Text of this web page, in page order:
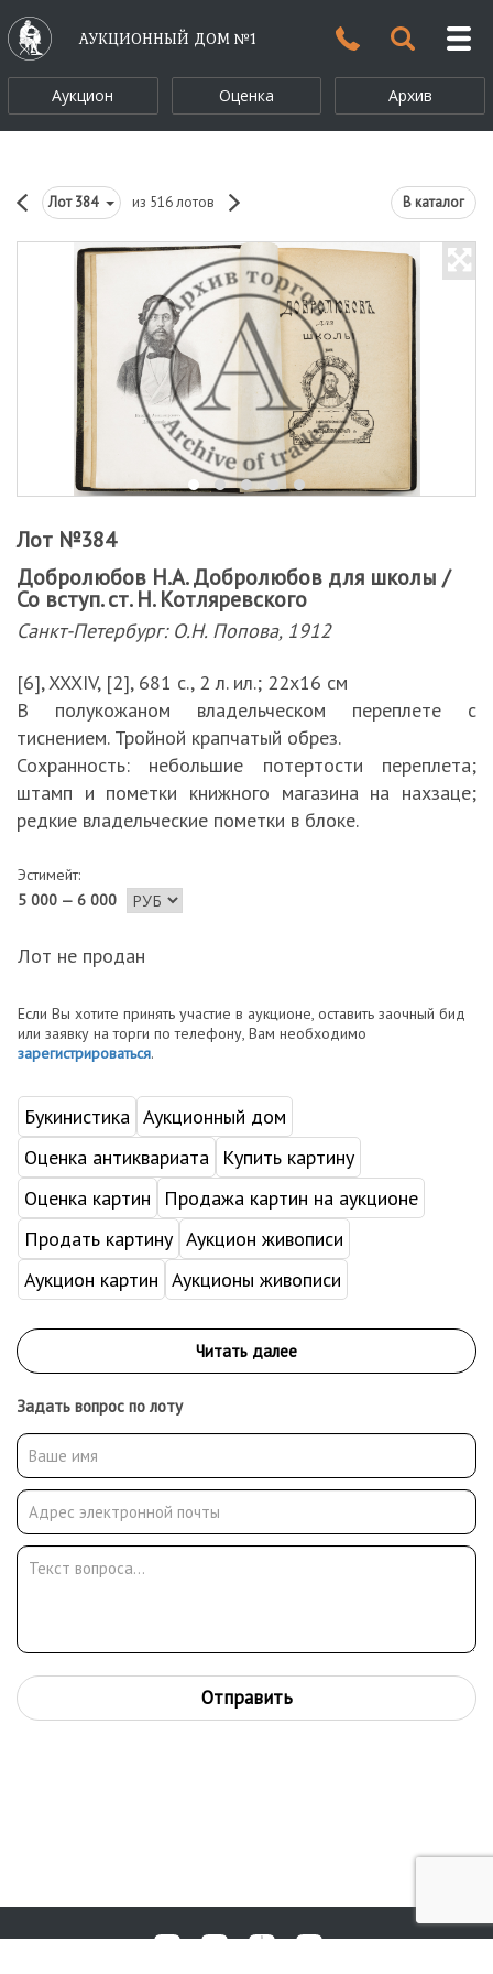
АУКЦИОННЫЙ ДОМ №1
Аукцион Оценка Архив
Лот384 из 516 лотов В каталог
Лот №384
Добролюбов Н.А. Добролюбов для школы /
Со вступ. ст. Н. Котляревского
Санкт-Петербург: О.Н. Попова, 1912
[6], XXXIV, [2], 681 с., 2 л. ил.; 22х16 см
В полукожаном владельческом переплете с
тиснением. Тройной крапчатый обрез.
Сохранность: небольшие потертости переплета;
штамп и пометки книжного магазина на нахзаце;
редкие владельческие пометки в блоке.
Эстимейт:
5 000 — 6 000
Лот не продан
Если Вы хотите принять участие в аукционе, оставить заочный бид
или заявку на торги по телефону, Вам необходимо
зарегистрироваться.
Букинистика Аукционный дом
Оценка антиквариата
Купить картину
Оценка картин
Продажа картин на аукционе
Продать картину Аукцион живописи
Аукцион картин Аукционы живописи
Задать вопрос по лоту
Отправить